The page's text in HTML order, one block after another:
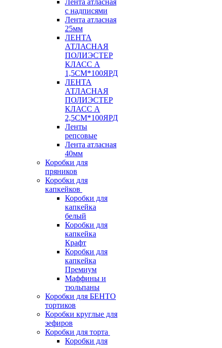
Лента атласная
с надписями
Лента атласная
25мм
ЛЕНТА
АТЛАСНАЯ
ПОЛИЭСТЕР
КЛАСС А
1,5СМ*100ЯРД
ЛЕНТА
АТЛАСНАЯ
ПОЛИЭСТЕР
КЛАСС А
2,5СМ*100ЯРД
Ленты
репсовые
Лента атласная
40мм
Коробки для
пряников
Коробки для
капкейков
Коробки для
капкейка
белый
Коробки для
капкейка
Крафт
Коробки для
капкейка
Премиум
Маффины и
тюльпаны
Коробки для БЕНТО
тортиков
Коробки круглые для
зефиров
Коробки для торта
Коробки для